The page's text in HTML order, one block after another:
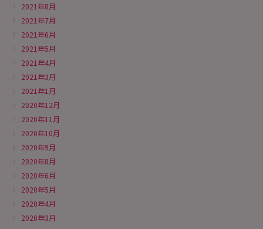
2021年8月
2021年7月
2021年6月
2021年5月
2021年4月
2021年3月
2021年1月
2020年12月
2020年11月
2020年10月
2020年9月
2020年8月
2020年6月
2020年5月
2020年4月
2020年3月